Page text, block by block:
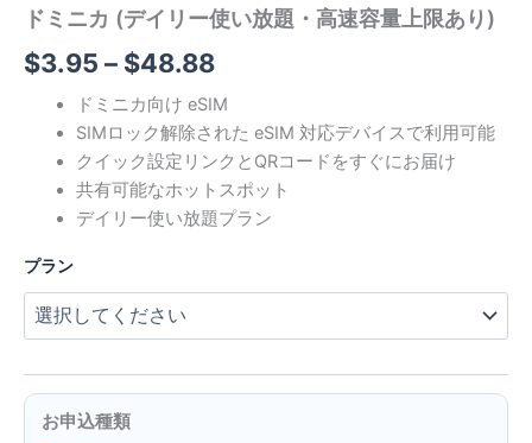
ドミニカ (デイリー使い放題・高速容量上限あり)
$3.95 – $48.88価
格
帯:
$3.95
–
ドミニカ向け eSIM
SIMロック解除された eSIM 対応デバイスで利用可能
クイック設定リンクとQRコードをすぐにお届け
共有可能なホットスポット
デイリー使い放題プラン
プラン
お申込種類